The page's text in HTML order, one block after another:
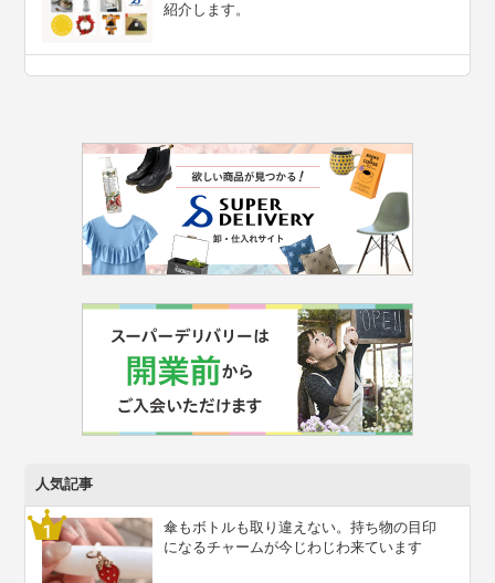
紹介します。
人気記事
傘もボトルも取り違えない。持ち物の目印
になるチャームが今じわじわ来ています